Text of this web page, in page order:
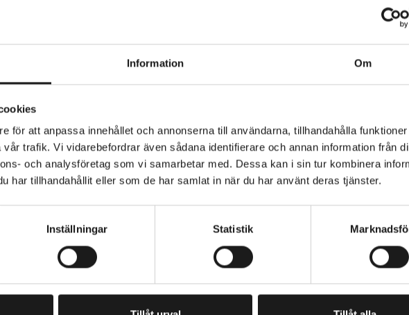
Information Om
för att anpassa innehållet och annonserna till användarna, tillhandahålla
trafik. Vi vidarebefordrar även sådana identifierare och annan information från
och analysföretag som vi samarbetar med. Dessa kan i sin tur kombinera
har tillhandahållit eller som de har samlat in när du har använt deras tjänster.
Inställningar Statistik
ST300/COB lampset med framlampa och baklampa.
via en dold micro-USB-C-port. Ett universellt gummiband gör
att fästa och ta av lamporna. Indikatorn för lågt batteri varnar dig
krävs och med fem lägen att välja mellan kan du vara säker på
alla miljöer, dag som natt.
300 lumen fram, 15 lumen bak
2–16 timmar
för låg batterinivå
BELYSNING - TYP
Lampset
PRENUMERERA PÅ VÅRT NYHETSBREV
E